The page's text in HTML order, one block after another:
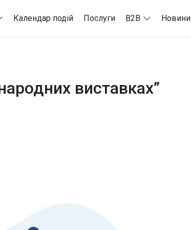
Календар подій Послуги B2B Новини
виставках”